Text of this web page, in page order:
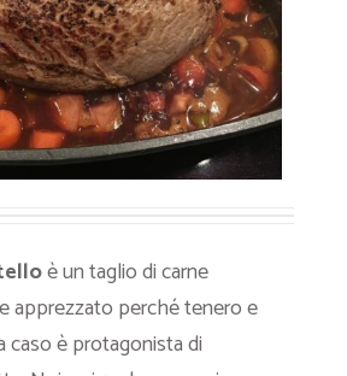
è un taglio di carne
apprezzato perché tenero e
caso è protagonista di